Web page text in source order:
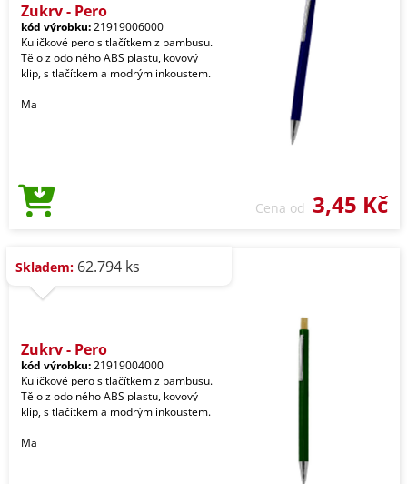
Zukry - Pero
kód výrobku:21919006000
Kuličkové pero s tlačítkem z bambusu.
Tělo z odolného ABS plastu, kovový
klip, s tlačítkem a modrým inkoustem.
Ma
Cena od 3,45 Kč
Skladem: 62.794 ks
Zukry - Pero
kód výrobku:21919004000
Kuličkové pero s tlačítkem z bambusu.
Tělo z odolného ABS plastu, kovový
klip, s tlačítkem a modrým inkoustem.
Ma